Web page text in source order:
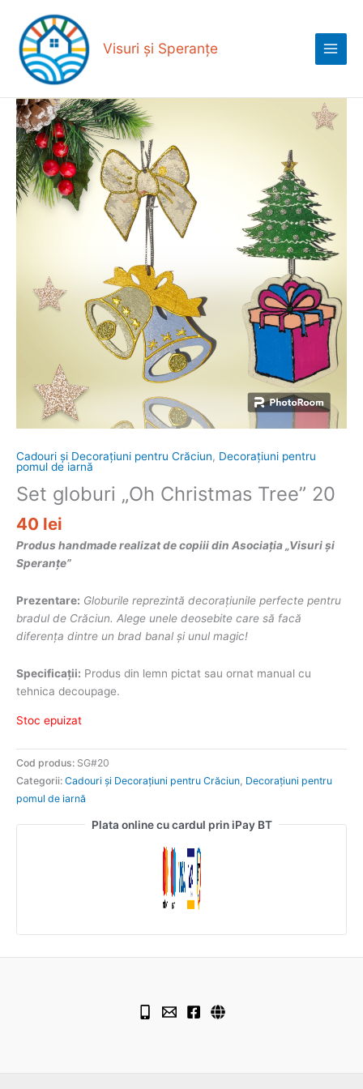
content
Visuri și Speranțe
Menu
Cadouri și Decorațiuni pentru Crăciun, Decorațiuni pentru
pomul de iarnă
Set globuri „Oh Christmas Tree” 20
40 lei
Produs handmade realizat de copiii din Asociația „Visuri și
Speranțe”
Prezentare: Globurile reprezintă decorațiunile perfecte pentru
bradul de Crăciun. Alege unele deosebite care să facă
diferența dintre un brad banal și unul magic!
Specificații: Produs din lemn pictat sau ornat manual cu
tehnica decoupage.
Stoc epuizat
Cod produs: SG#20
Categorii: Cadouri și Decorațiuni pentru Crăciun Decorațiuni pentru
pomul de iarnă
Plata online cu cardul prin iPay BT